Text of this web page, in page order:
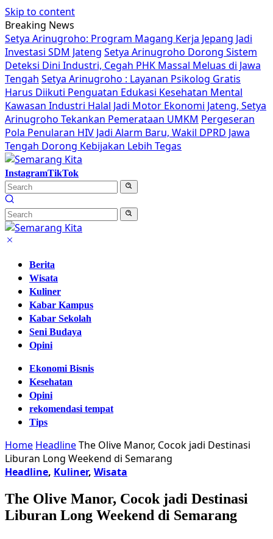
Skip to content
Breaking News
Setya Arinugroho: Program Magang Kerja Jepang Jadi
Investasi SDM Jateng Setya Arinugroho Dorong Sistem
Deteksi Dini Industri, Cegah PHK Massal Meluas di Jawa
Tengah Setya Arinugroho : Layanan Psikolog Gratis
Harus Diikuti Penguatan Edukasi Kesehatan Mental
Kawasan Industri Halal Jadi Motor Ekonomi Jateng, Setya
Arinugroho Tekankan Pemerataan UMKM Pergeseran
Pola Penularan HIV Jadi Alarm Baru, Wakil DPRD Jawa
Tengah Dorong Kebijakan Lebih Tegas
InstagramTikTok
Berita
Wisata
Kuliner
Kabar Kampus
Kabar Sekolah
Seni Budaya
Opini
Ekonomi Bisnis
Kesehatan
Opini
rekomendasi tempat
Tips
Home HeadlineThe Olive Manor, Cocok jadi Destinasi
Liburan Long Weekend di Semarang
Headline, Kuliner, Wisata
The Olive Manor, Cocok jadi Destinasi
Liburan Long Weekend di Semarang